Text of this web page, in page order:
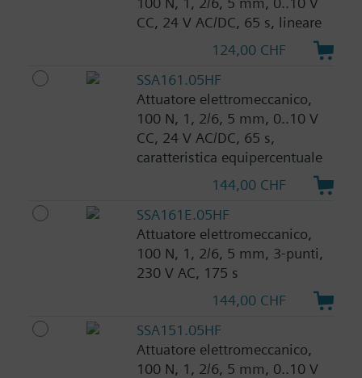
CC, 24 V AC/DC, 65 s, lineare
124,00 CHF
SSA161.05HF
Attuatore elettromeccanico,
100 N, 1, 2/6, 5 mm, 0..10 V
CC, 24 V AC/DC, 65 s,
caratteristica equipercentuale
144,00 CHF
SSA161E.05HF
Attuatore elettromeccanico,
100 N, 1, 2/6, 5 mm, 3-punti,
230 V AC, 175 s
144,00 CHF
SSA151.05HF
Attuatore elettromeccanico,
100 N, 1, 2/6, 5 mm, 0..10 V